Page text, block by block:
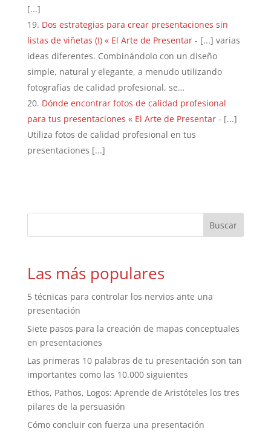
[...]
Dos estrategias para crear presentaciones sin
listas de viñetas (I) « El Arte de Presentar- [...] varias
ideas diferentes. Combinándolo con un diseño
simple, natural y elegante, a menudo utilizando
fotografías de calidad profesional, se…
Dónde encontrar fotos de calidad profesional
para tus presentaciones « El Arte de Presentar- [...]
Utiliza fotos de calidad profesional en tus
presentaciones [...]
Las más populares
5 técnicas para controlar los nervios ante una
presentación
Siete pasos para la creación de mapas conceptuales
en presentaciones
Las primeras 10 palabras de tu presentación son tan
importantes como las 10.000 siguientes
Ethos, Pathos, Logos: Aprende de Aristóteles los tres
pilares de la persuasión
Cómo concluir con fuerza una presentación